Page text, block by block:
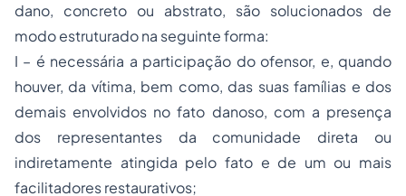
dano, concreto ou abstrato, são solucionados de
modo estruturado na seguinte forma:
I – é necessária a participação do ofensor, e, quando
houver, da vítima, bem como, das suas famílias e dos
demais envolvidos no fato danoso, com a presença
dos representantes da comunidade direta ou
indiretamente atingida pelo fato e de um ou mais
facilitadores restaurativos;